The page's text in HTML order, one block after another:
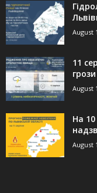
August
11
August
На
August